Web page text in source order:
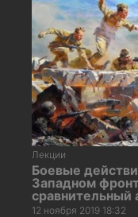
Лекции
Боевые
Западном
сравнительный
12 ноября 2019 18:32